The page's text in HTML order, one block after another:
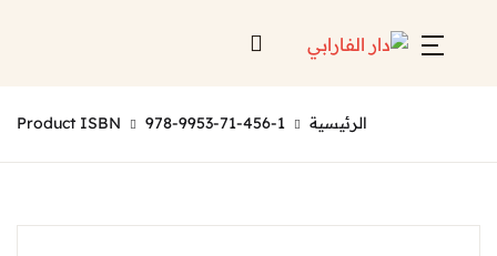
الرئيسية Product ISBN 978-9953-71-456-1